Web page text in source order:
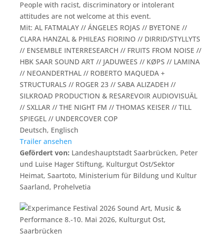
People with racist, discriminatory or intolerant
attitudes are not welcome at this event.
Mit: AL FATMALAY // ÁNGELES ROJAS // BYETONE //
CLARA HANZAL & PHILEAS FIORINO // DIRRID/STYLLYTS
// ENSEMBLE INTERRESEARCH // FRUITS FROM NOISE //
HBK SAAR SOUND ART // JADUWEES // KØPS // LAMINA
// NEOANDERTHAL // ROBERTO MAQUEDA +
STRUCTURALS // ROGER 23 // SABA ALIZADEH //
SILKROAD PRODUCTION & RESAREVOIR AUDIOVISUÄL
// SXLLAR // THE NIGHT FM // THOMAS KEISER // TILL
SPIEGEL // UNDERCOVER COP
Deutsch, Englisch
Trailer ansehen
Gefördert von: Landeshauptstadt Saarbrücken, Peter
und Luise Hager Stiftung, Kulturgut Ost/Sektor
Heimat, Saartoto, Ministerium für Bildung und Kultur
Saarland, Prohelvetia